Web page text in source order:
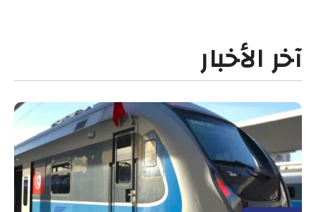
آخر الأخبار